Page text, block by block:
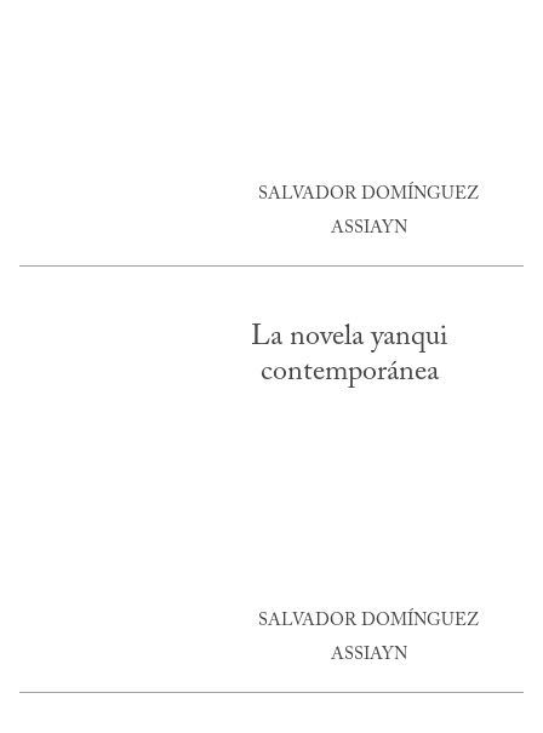
SALVADOR DOMÍNGUEZ
ASSIAYN
La novela yanqui
contemporánea
SALVADOR DOMÍNGUEZ
ASSIAYN